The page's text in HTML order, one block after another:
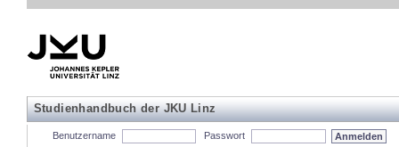
Studienhandbuch der JKU Linz
Benutzername Passwort